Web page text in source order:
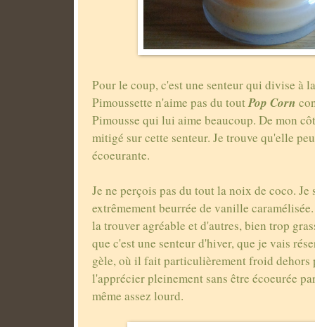
Pour le coup, c'est une senteur qui divise à
Pimoussette n'aime pas du toutPop Corn
Pimousse qui lui aime beaucoup. De mon
mitigé sur cette senteur. Je trouve qu'elle
écoeurante.
Je ne perçois pas du tout la noix de coco. Je
extrêmement beurrée de vanille
la trouver agréable et d'autres, bien trop
que c'est une senteur d'hiver, que je vais
gèle, où il fait particulièrement froid dehors
l'apprécier pleinement sans être écoeurée
même assez lourd.